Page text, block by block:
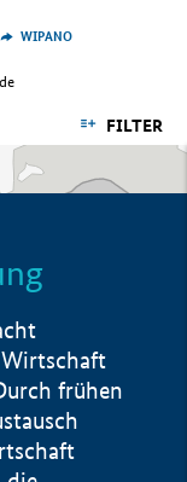
WIPANO
FILTER
Wirtschaft
frühen